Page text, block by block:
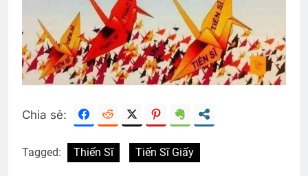
Chia sẻ:
Tagged: Thiến Sĩ Tiến Sĩ Giấy